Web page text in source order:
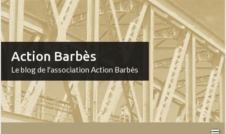
Action Barbès
Le blog de l'association Action Barbès